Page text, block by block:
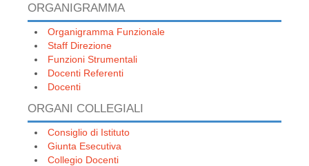
ORGANIGRAMMA
Organigramma Funzionale
Staff Direzione
Funzioni Strumentali
Docenti Referenti
Docenti
ORGANI COLLEGIALI
Consiglio di Istituto
Giunta Esecutiva
Collegio Docenti